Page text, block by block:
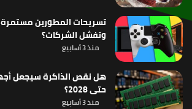
تسريحات المطورين مستمرة:
وتفشل الشركات؟
منذ 3 أسابيع
هل نقص الذاكرة سيجعل
حتى 2028؟
منذ 3 أسابيع